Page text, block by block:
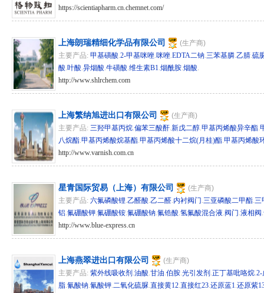
https://scientiapharm.cn.chemnet.com/
上海朗瑞精细化学品有限公司
(生产商)
主要产品: 甲基磺酸.2-甲基咪唑.咪唑.EDTA二钠.三苯基膦.乙腈.硫
酸.叶酸.异烟酸.牛磺酸.维生素B1.烟酰胺.烟酸.
http://www.shlrchem.com
上海繁纳旭进出口有限公司
(生产商)
主要产品: 三羟甲基丙烷.偏苯三酸酐.新戊二醇.甲基丙烯酸异辛酯.
八烷酯.甲基丙烯酸烷基酯.甲基丙烯酸十二烷(月桂)酯.甲基丙烯酸
http://www.varnish.com.cn
星青国际贸易（上海）有限公司
(生产商)
主要产品: 六氟磷酸锂.乙醛酸.乙二醛.内衬阀门.三亚磷酸二甲酯.三
铝.氟硼酸钾.氟硼酸铵.氟硼酸钠.氟锆酸.氢氟酸混合液.阀门.液相阀.
http://www.blue-express.cn
上海燕翠进出口有限公司
(生产商)
主要产品: 紫外线吸收剂 .油酸.甘油.伯胺.光引发剂 .正丁基吡咯烷.2-
脂.氰酸钠.氰酸钾.二氧化硫脲.直接黄12.直接红23.还原蓝1.还原紫